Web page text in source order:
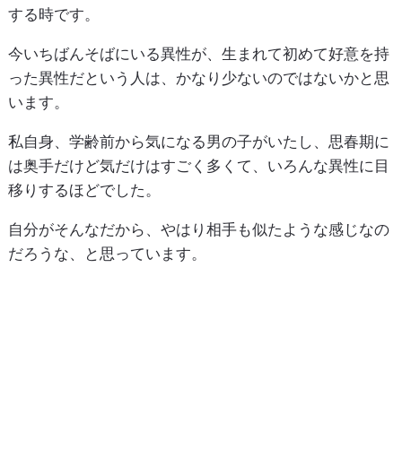
する時です。
今いちばんそばにいる異性が、生まれて初めて好意を持
った異性だという人は、かなり少ないのではないかと思
います。
私自身、学齢前から気になる男の子がいたし、思春期に
は奥手だけど気だけはすごく多くて、いろんな異性に目
移りするほどでした。
自分がそんなだから、やはり相手も似たような感じなの
だろうな、と思っています。